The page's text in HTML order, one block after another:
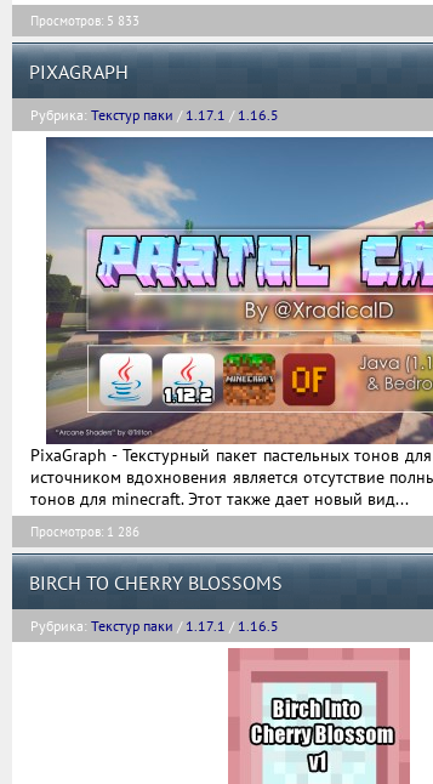
Просмотров: 5 833
PIXAGRAPH
Рубрика: Текстур паки / 1.17.1 / 1.16.5
PixaGraph - Текстурный пакет пастельных тонов
источником вдохновения является отсутствие
тонов для minecraft. Этот также дает новый вид...
Просмотров: 1 286
BIRCH TO CHERRY BLOSSOMS
Рубрика: Текстур паки / 1.17.1 / 1.16.5